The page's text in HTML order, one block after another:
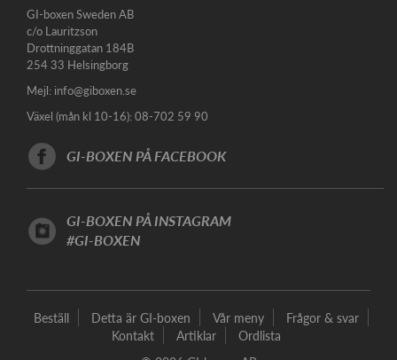
GI-boxen Sweden AB
c/o Lauritzson
Drottninggatan 184B
254 33 Helsingborg
Mejl: info@giboxen.se
Växel (mån kl 10-16): 08-702 59 90
GI-BOXEN PÅ FACEBOOK
GI-BOXEN PÅ INSTAGRAM
#GI-BOXEN
Beställ Detta är GI-boxen Vår meny
Frågor & svar
Kontakt
Artiklar
Ordlista